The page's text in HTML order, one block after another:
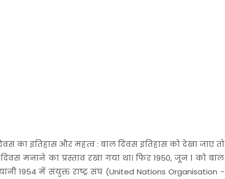
का इतिहास और महत्व : बाल दिवस इतिहास को देखा जाए तो
मनाने का प्रस्ताव रखा गया था। फिर 1950, जून 1 को बाल
1954 में संयुक्त राष्ट्र संघ (United Nations Organisation -